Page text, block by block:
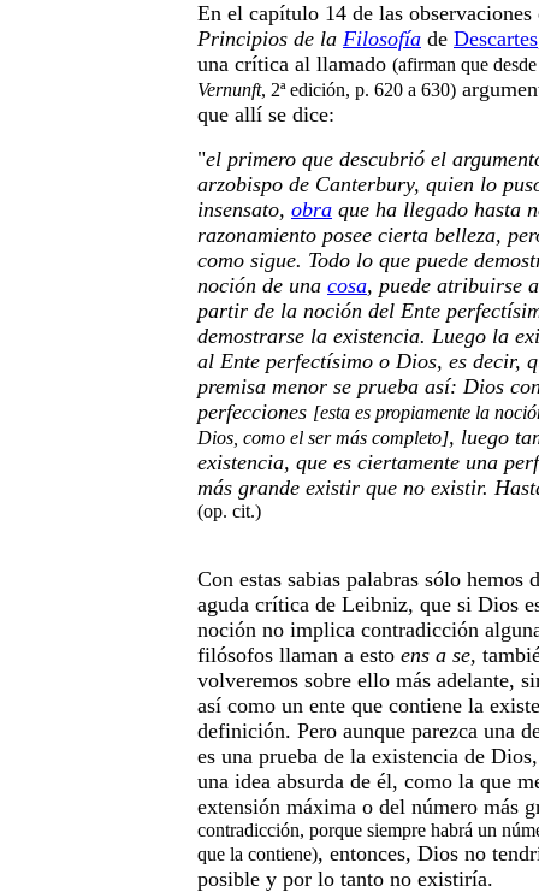
En el capítulo 14 de las
Principios de la Filosofía de Descartes
una crítica al llamado (afirman que
Vernunft, 2ª edición, p. 620 a 630)
que allí se dice:
"el primero que descubrió el
arzobispo de Canterbury, quien lo
insensato, obra que ha llegado hasta
razonamiento posee cierta belleza,
como sigue. Todo lo que puede
noción de una cosa, puede atribuirse
partir de la noción del Ente
demostrarse la existencia. Luego la
al Ente perfectísimo o Dios, es decir,
premisa menor se prueba así: Dios
perfecciones [esta es propiamente la
Dios, como el ser más completo], luego
existencia, que es ciertamente una
más grande existir que no existir.
(op. cit.)
Con estas sabias palabras sólo hemos
aguda crítica de Leibniz, que si Dios
noción no implica contradicción
filósofos llaman a esto ens a se,
volveremos sobre ello más adelante,
así como un ente que contiene la
definición. Pero aunque parezca una
es una prueba de la existencia de
una idea absurda de él, como la que
extensión máxima o del número más
contradicción, porque siempre habrá un
que la contiene), entonces, Dios no
posible y por lo tanto no existiría.